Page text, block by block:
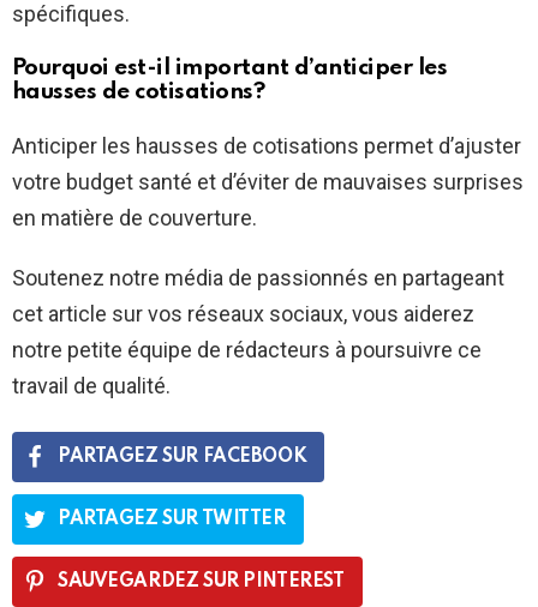
spécifiques.
Pourquoi est-il important d’anticiper les
hausses de cotisations?
Anticiper les hausses de cotisations permet d’ajuster
votre budget santé et d’éviter de mauvaises surprises
en matière de couverture.
Soutenez notre média de passionnés en partageant
cet article sur vos réseaux sociaux, vous aiderez
notre petite équipe de rédacteurs à poursuivre ce
travail de qualité.
PARTAGEZ SUR FACEBOOK
PARTAGEZ SUR TWITTER
SAUVEGARDEZ SUR PINTEREST